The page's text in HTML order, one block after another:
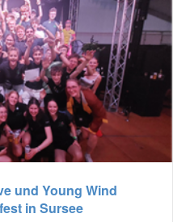
und Young Wind
in Sursee